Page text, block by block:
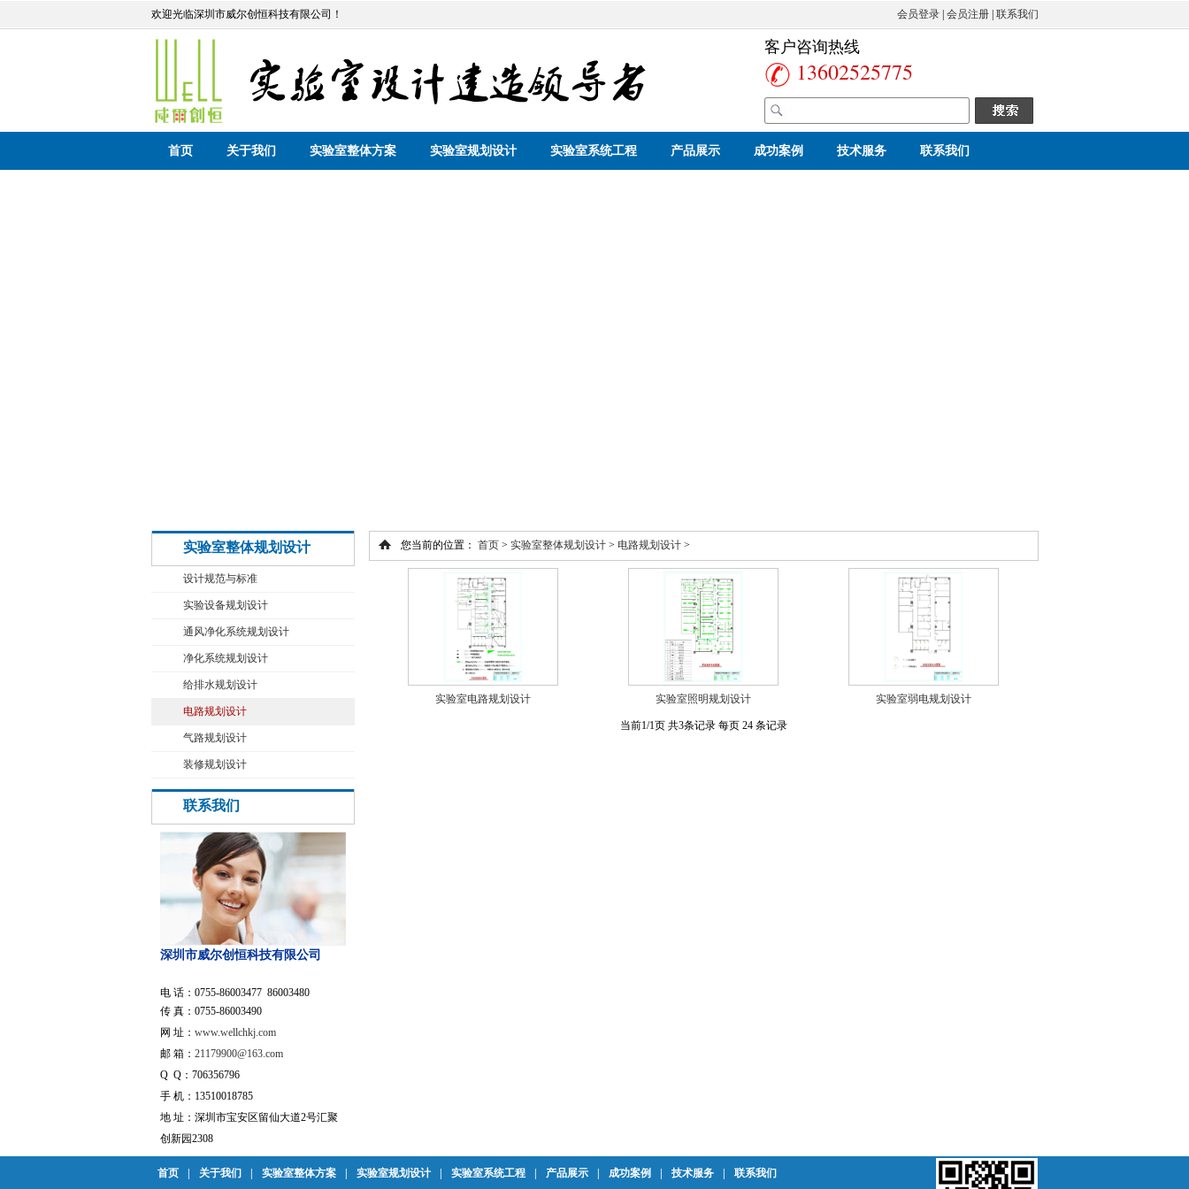
欢迎光临深圳市威尔创恒科技有限公司！ 会员登录| 会员注册| 联系我们
客户咨询热线
13602525775
首页 关于我们 实验室整体方案 实验室规划设计 实验室系统工程 产品展示 成功案例 技术服务 联系我们
实验室整体规划设计
设计规范与标准
实验设备规划设计
通风净化系统规划设计
净化系统规划设计
给排水规划设计
电路规划设计
气路规划设计
装修规划设计
联系我们
深圳市威尔创恒科技有限公司
电 话：0755-86003477 86003480
传 真：0755-86003490
网 址： www.wellchkj.com
邮 箱： 21179900@163.com
Q Q：706356796
手 机：13510018785
地 址：深圳市宝安区留仙大道2号汇聚
创新园2308
您当前的位置： 首页> 实验室整体规划设计> 电路规划设计>
实验室电路规划设计 实验室照明规划设计 实验室弱电规划设计
当前1/1页 共3条记录 每页 24 条记录
首页 关于我们 实验室整体方案 实验室规划设计 实验室系统工程 产品展示 成功案例 技术服务 联系我们